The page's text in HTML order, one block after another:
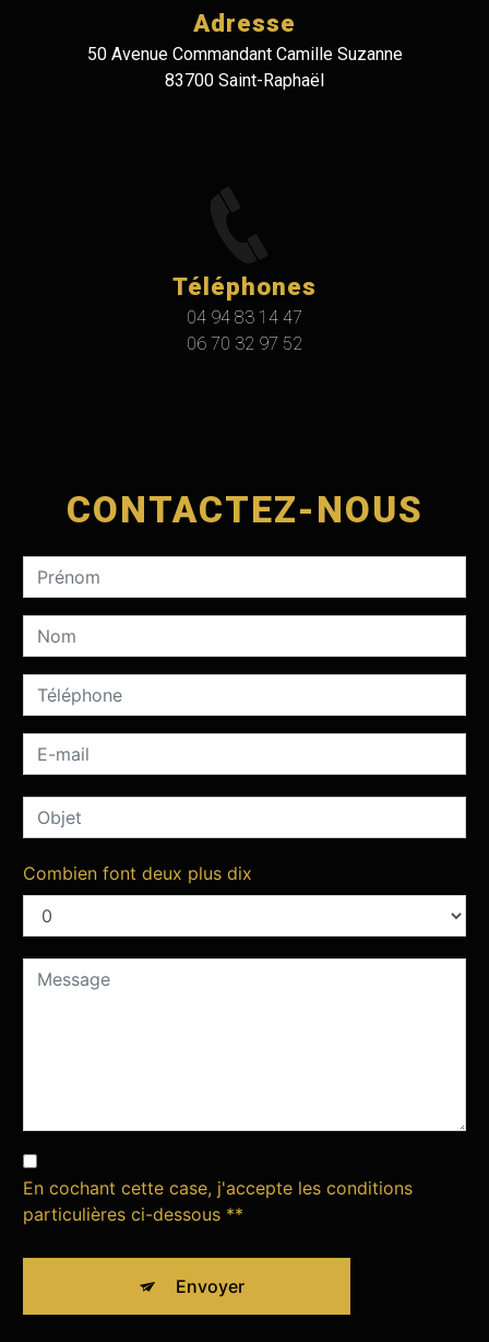
Adresse
50 Avenue Commandant Camille Suzanne
83700 Saint-Raphaël
Téléphones
04 94 83 14 47
06 70 32 97 52
CONTACTEZ-NOUS
Combien font deux plus dix
En cochant cette case, j'accepte les conditions
particulières ci-dessous **
Envoyer